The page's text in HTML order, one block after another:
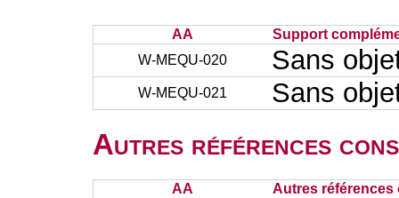
AA
Support
W-MEQU-020
Sans
W-MEQU-021 Sans
Autres références
AA Autres références